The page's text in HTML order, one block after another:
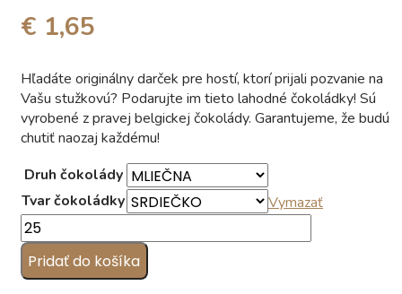
€ 1,65
Hľadáte originálny darček pre hostí, ktorí prijali pozvanie na
Vašu stužkovú? Podarujte im tieto lahodné čokoládky! Sú
vyrobené z pravej belgickej čokolády. Garantujeme, že budú
chutiť naozaj každému!
Druh čokolády
Tvar čokoládky
Vymazať
množstvo
Čokoládka
na
stužkovú
Pridať do košíka